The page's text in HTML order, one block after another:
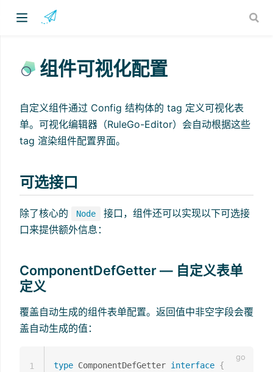
组件可视化配置
自定义组件通过 Config 结构体的 tag 定义可视化表
单。可视化编辑器（RuleGo-Editor）会自动根据这些
tag 渲染组件配置界面。
可选接口
除了核心的 Node
接口，组件还可以实现以下可选接
口来提供额外信息：
ComponentDefGetter — 自定义表单
定义
覆盖自动生成的组件表单配置。返回值中非空字段会覆
盖自动生成的值：
type ComponentDefGetter interface {
1